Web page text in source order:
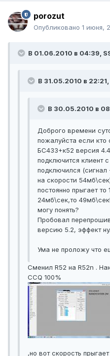
porozut
Опубликовано 1 июня,
В 01.06.2010 в 04:39,
В 31.05.2010 в
В 30.05.2010 в
Доброго времени
пожалуйста если кто
БС433+к52 версия
подключится клиент
подключился (сигнал
на скорости
постоянно прыгает то
24мб\сек,то
могу понять?
Пробовал
версию 5.2, эффект
Ума не проложу что
Сменил R52 на R52n .
CCQ 100%
,но вот скорость